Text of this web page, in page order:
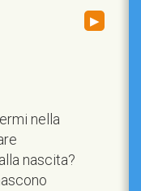
▸
nella
nascita?